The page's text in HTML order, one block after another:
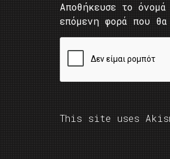
Αποθήκευσε το
επόμενη φορά που θα
This site uses